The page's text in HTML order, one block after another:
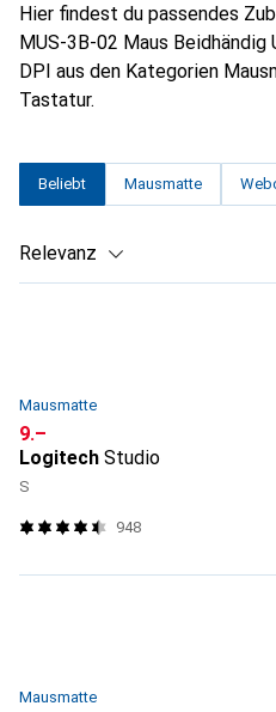
Hier findest du passendes
MUS-3B-02 Maus
DPI aus den Kategorien
Tastatur.
Beliebt Mausmatte
Relevanz
Mausmatte
CHF
9.–
Logitech Studio
S
948
Mausmatte